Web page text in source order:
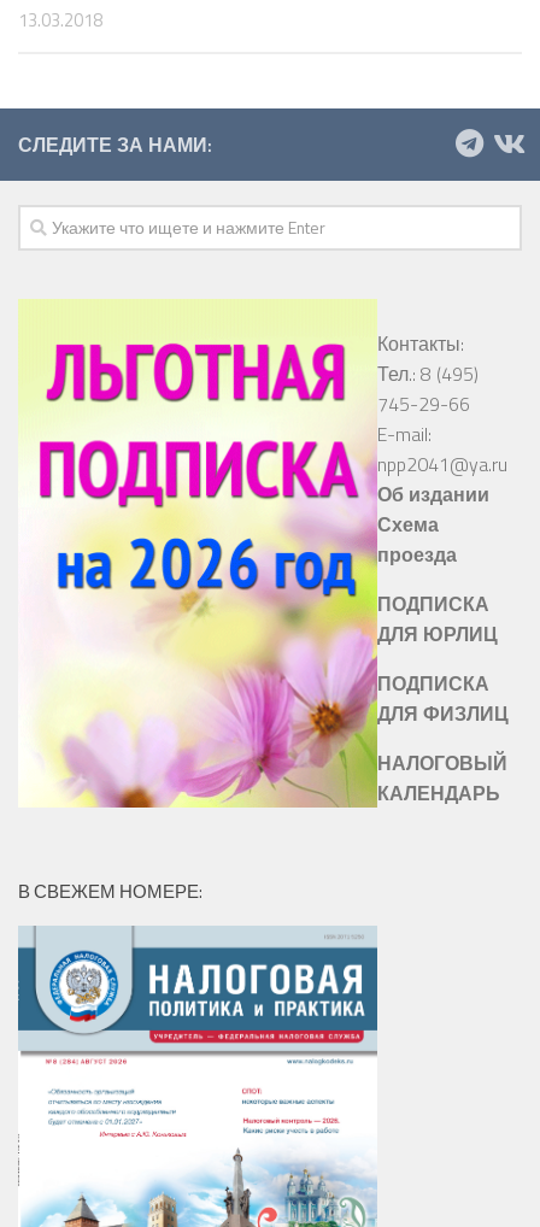
13.03.2018
СЛЕДИТЕ ЗА НАМИ:
Контакты:
Тел.: 8 (495)
745-29-66
E-mail:
npp2041@ya.ru
Об издании
Схема
проезда
ПОДПИСКА
ДЛЯ ЮРЛИЦ
ПОДПИСКА
ДЛЯ ФИЗЛИЦ
НАЛОГОВЫЙ
КАЛЕНДАРЬ
В СВЕЖЕМ НОМЕРЕ: